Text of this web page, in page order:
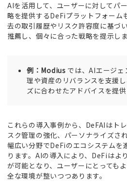
AIを活用して、ユーザーに対してパ
略を提供するDeFiプラットフォーム
去の取引履歴やリスク許容度に基づ
推薦し、個々に合った戦略を提示しま
例：Modius では、AIエージ
理や資産のリバランスを支援
ズに合わせたアドバイスを提供
これらの導入事例から、DeFAIはト
スク管理の強化、パーソナライズさ
幅広い分野でDeFiのエコシステムを
ります。AIの導入により、DeFiはよ
が可能となり、ユーザーにとっても
全な環境が整いつつあります。